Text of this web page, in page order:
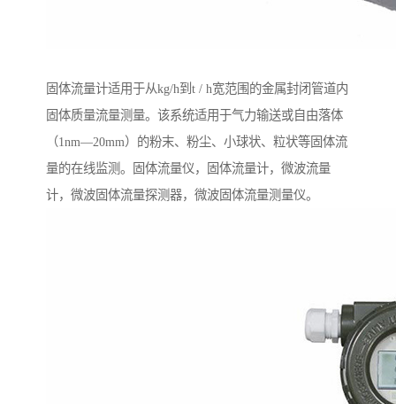
固体流量计适用于从kg/h到t / h宽范围的金属封闭管道内
固体质量流量测量。该系统适用于气力输送或自由落体
（1nm—20mm）的粉末、粉尘、小球状、粒状等固体流
量的在线监测。固体流量仪，固体流量计，微波流量
计，微波固体流量探测器，微波固体流量测量仪。